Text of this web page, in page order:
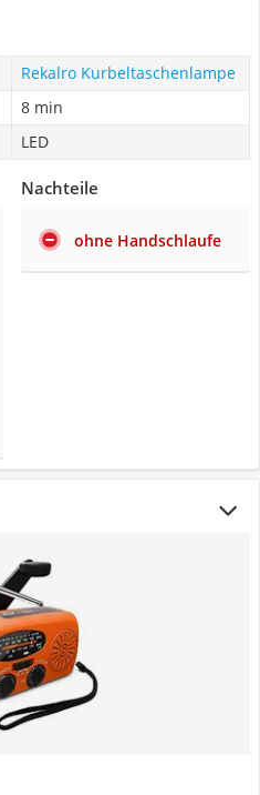
Rekalro Kurbeltaschenlampe
8 min
LED
Nachteile
ohne Handschlaufe